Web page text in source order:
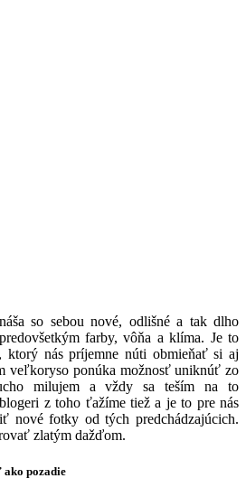
so sebou nové, odlišné a tak dlho
farby, vôňa a klíma. Je to
ktorý nás príjemne núti obmieňať si aj
veľkoryso ponúka možnosť uniknúť zo
milujem a vždy sa teším na to
z toho ťažíme tiež a je to pre nás
nové fotky od tých predchádzajúcich.
zlatým dažďom.
pozadie